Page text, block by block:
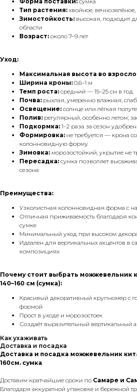
Тип растения: хвойное,
Зимостойкость: высокая, подходит
области
Возраст: около 7–9 лет
Уход:
Максимальная высота во
Ширина кроны: 0,6–1 м
Темп роста: средний — 15–25 см в год
Почва: рыхлая, умеренно влажная,
Освещение: солнце или лёгкая
Полив: регулярный, особенно летом;
Подкормка: 1–2 раза за сезон
Формировка: не требуется — крона
колонновидную форму
Зимовка: морозостойкий, укрытие не
Пересадка: сумка позволяет
сезона
Преимущества:
Узколистная колонновидная форма с
Отличная приживаемость благодаря
сумке
Минимальный уход при высоком
Идеален для вертикальных акцентов в
композициях
Почему стоит выбрать можжевельник
140–160 см (сумка):
Красивый декоративный крупномер с
формой
Прост в уходе и морозостоек
Создаёт выразительный вертикальный
Как ухаживать
Доставка и посадка
Доставка и посадка можжевельник
160см. сумка
Доставим кратчайшие сроки по Самаре и
Благодаря аккуратной упаковке и бережной